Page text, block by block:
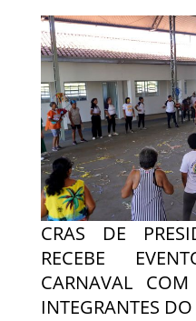
CRAS DE
RECEBE
CARNAVAL
INTEGRANTES DO